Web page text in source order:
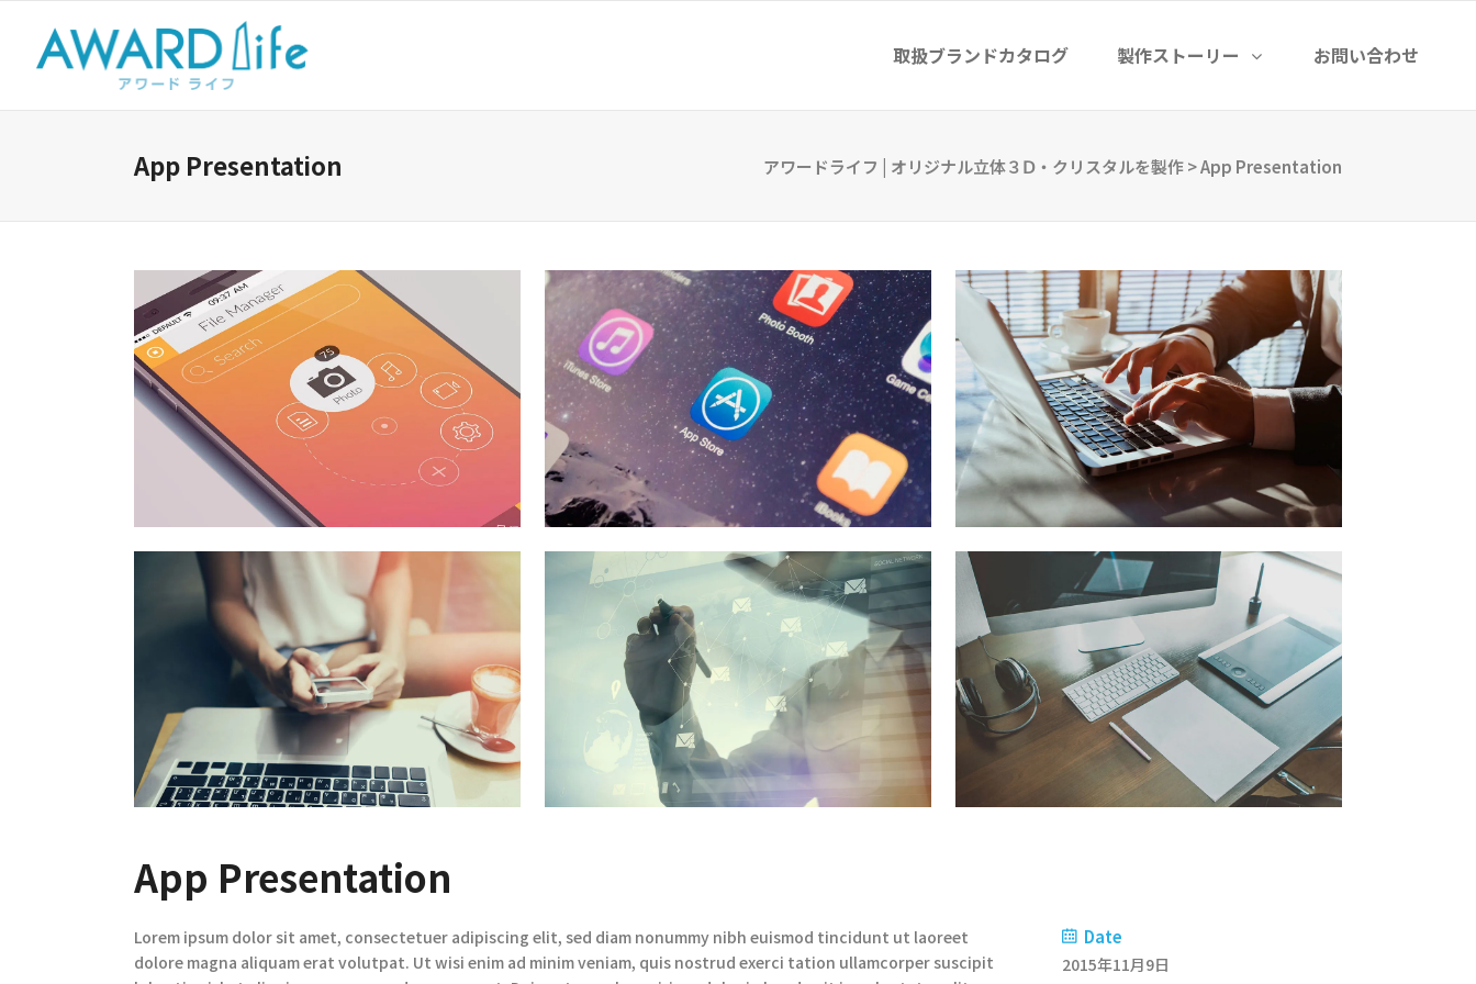
取扱ブランドカタログ 製作ストーリー お問い合わせ
App Presentation アワードライフ | オリジナル立体３Ⅾ・クリスタルを製作>App Presentation
App Presentation
Lorem ipsum dolor sit amet, consectetuer adipiscing elit, sed diam nonummy nibh euismod tincidunt ut laoreet
dolore magna aliquam erat volutpat. Ut wisi enim ad minim veniam, quis nostrud exerci tation ullamcorper suscipit
Date
2015年11月9日